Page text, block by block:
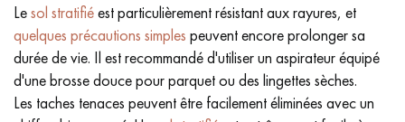
Lesol stratifiéest particulièrement résistant aux rayures, et
quelques précautions simples peuvent encore prolonger sa
durée de vie. Il est recommandé d'utiliser un aspirateur équipé
d'une brosse douce pour parquet ou des lingettes sèches.
Les taches tenaces peuvent être facilement éliminées avec un